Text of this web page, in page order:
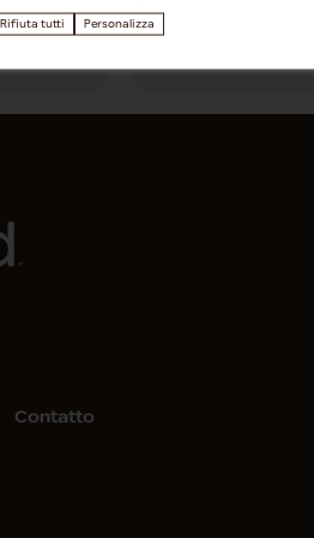
Contatto
Rifiuta tutti Personalizza